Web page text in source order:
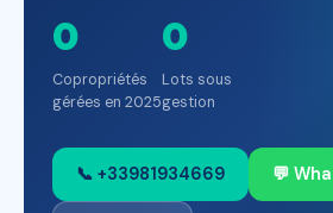
0
Copropriétés
gérées en 2025
0
Lots sous
gestion
📞 +33981934669 💬